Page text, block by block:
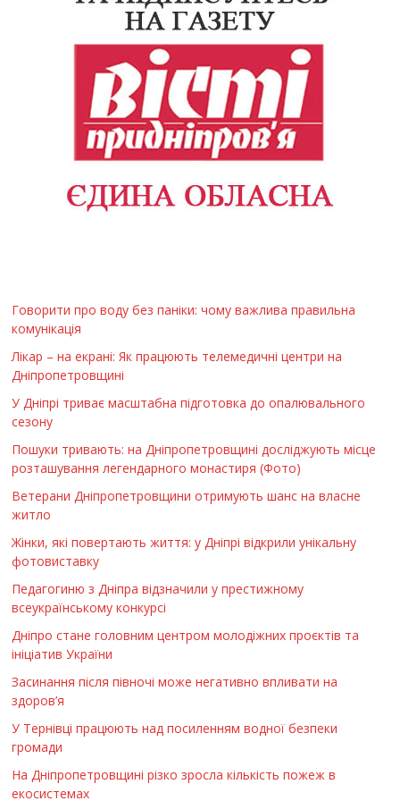
Говорити про воду без паніки: чому важлива правильна
комунікація
Лікар – на екрані: Як працюють телемедичні центри на
Дніпропетровщині
У Дніпрі триває масштабна підготовка до опалювального
сезону
Пошуки тривають: на Дніпропетровщині досліджують місце
розташування легендарного монастиря (Фото)
Ветерани Дніпропетровщини отримують шанс на власне
житло
Жінки, які повертають життя: у Дніпрі відкрили унікальну
фотовиставку
Педагогиню з Дніпра відзначили у престижному
всеукраїнському конкурсі
Дніпро стане головним центром молодіжних проєктів та
ініціатив України
Засинання після півночі може негативно впливати на
здоров’я
У Тернівці працюють над посиленням водної безпеки
громади
На Дніпропетровщині різко зросла кількість пожеж в
екосистемах